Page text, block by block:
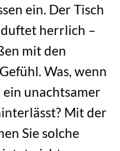
ein. Der Tisch
duftet herrlich –
mit den
Was, wenn
unachtsamer
Mit der
Sie solche